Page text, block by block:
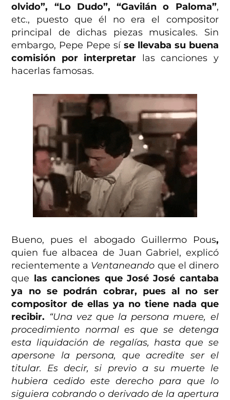
olvido”, “Lo Dudo”, “Gavilán o Paloma”,
etc., puesto que él no era el compositor
principal de dichas piezas musicales. Sin
embargo, Pepe Pepe sí se llevaba su buena
comisión por interpretar las canciones y
hacerlas famosas.
Bueno, pues el abogado Guillermo Pous,
quien fue albacea de Juan Gabriel, explicó
recientemente a Ventaneando que el dinero
que las canciones que José José cantaba
ya no se podrán cobrar, pues al no ser
compositor de ellas ya no tiene nada que
recibir. “Una vez que la persona muere, el
procedimiento normal es que se detenga
esta liquidación de regalías, hasta que se
apersone la persona, que acredite ser el
titular. Es decir, si previo a su muerte le
hubiera cedido este derecho para que lo
siguiera cobrando o derivado de la apertura